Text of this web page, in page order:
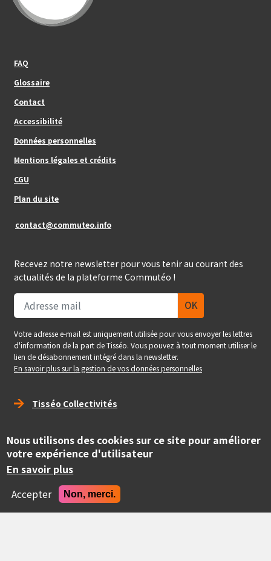
FAQ
Glossaire
Contact
Footer_center
Accessibilité
Données personnelles
Mentions légales et crédits
CGU
Plan du site
contact@commuteo.info
Recevez notre newsletter pour vous tenir au courant des
actualités de la plateforme Commutéo !
Votre adresse e-mail est uniquement utilisée pour vous envoyer les lettres
d'information de la part de Tisséo. Vous pouvez à tout moment utiliser le
lien de désabonnement intégré dans la newsletter.
En savoir plus sur la gestion de vos données personnelles
Right_footer
Tisséo Collectivités
Tisséo Voyageurs
social
Copyright
© Tisséo Collectivités 2020 - Autorité organisatrice des
Nous utilisons des cookies sur ce site pour améliorer
votre expérience d'utilisateur
En savoir plus
Accepter
Non, merci.